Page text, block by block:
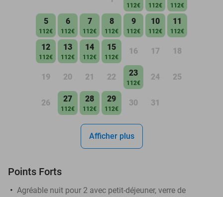
112€ 112€ 112€
5
112€
6
112€
7
112€
8
112€
9
112€
10
112€
11
112€
12
112€
13
112€
14
112€
15
112€
16 17 18
19 20 21 22 23
112€
24 25
26 27
112€
28
112€
29
112€
30 31
Afficher plus
Points Forts
Agréable nuit pour 2 avec petit-déjeuner, verre de